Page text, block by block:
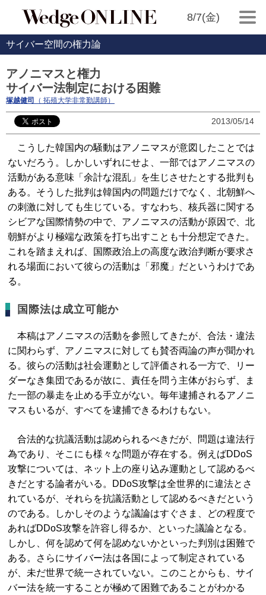
8/7(金)
サイバー空間の権力論
アノニマスと権力
サイバー法制定における困難
塚越健司 （ 拓殖大学非常勤講師）
2013/05/14
こうした韓国内の騒動はアノニマスが意図したことでは
ないだろう。しかしいずれにせよ、一部ではアノニマスの
活動がある意味「余計な混乱」を生じさせたとする批判も
ある。そうした批判は韓国内の問題だけでなく、北朝鮮へ
の刺激に対しても生じている。すなわち、核兵器に関する
シビアな国際情勢の中で、アノニマスの活動が原因で、北
朝鮮がより極端な政策を打ち出すことも十分想定できた。
これを踏まえれば、国際政治上の高度な政治判断が要求さ
れる場面において彼らの活動は「邪魔」だというわけであ
る。
国際法は成立可能か
本稿はアノニマスの活動を参照してきたが、合法・違法
に関わらず、アノニマスに対しても賛否両論の声が聞かれ
る。彼らの活動は社会運動として評価される一方で、リー
ダーなき集団であるが故に、責任を問う主体がおらず、ま
た一部の暴走を止める手立がない。毎年逮捕されるアノニ
マスもいるが、すべてを逮捕できるわけもない。
合法的な抗議活動は認められるべきだが、問題は違法行
為であり、そこにも様々な問題が存在する。例えばDDoS
攻撃については、ネット上の座り込み運動として認めるべ
きだとする論者がいる。DDoS攻撃は全世界的に違法とさ
れているが、それらを抗議活動として認めるべきだという
のである。しかしそのような議論はすぐさま、どの程度で
あればDDoS攻撃を許容し得るか、といった議論となる。
しかし、何を認めて何を認めないかといった判別は困難で
ある。さらにサイバー法は各国によって制定されている
が、未だ世界で統一されていない。このことからも、サイ
バー法を統一することが極めて困難であることがわかる